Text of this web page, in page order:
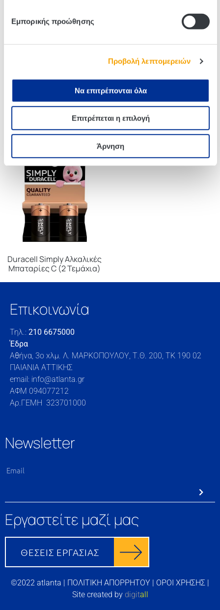
Εμπορικής προώθησης
Προβολή λεπτομερειών
Να επιτρέπονται όλα
Επιτρέπεται η επιλογή
Άρνηση
Duracell Plus Αλκαλική
Μπαταρία 9V
Duracell Simply Αλκαλικές
Μπαταρίες ΑΑΑ (8
Τεμάχια)
Duracell Simply Αλκαλικές
Μπαταρίες C (2 Τεμάχια)
Επικοινωνία
Τηλ.: 210 6675000
Έδρα
Αθήνα, 3o xλμ. Λ. ΜΑΡΚΟΠΟΥΛΟΥ, Τ.Θ. 200, TK 190 02
ΠΑΙΑΝΙΑ ΑΤΤΙΚΗΣ
email: info@atlanta.gr
ΑΦΜ 094077212
Αρ.ΓΕΜΗ 323701000
Newsletter
Εργαστείτε μαζί μας
©2022 atlanta | ΠΟΛΙΤΙΚΗ ΑΠΟΡΡΗΤΟΥ | ΟΡΟΙ ΧΡΗΣΗΣ |
Site created by digitall